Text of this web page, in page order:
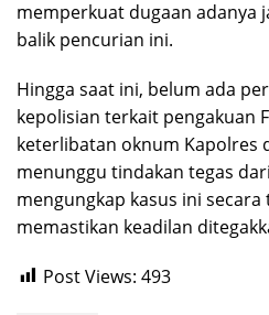
memperkuat dugaan adanya
balik pencurian ini.
Hingga saat ini, belum ada
kepolisian terkait pengakuan
keterlibatan oknum Kapolres
menunggu tindakan tegas
mengungkap kasus ini
memastikan keadilan
Post Views: 493